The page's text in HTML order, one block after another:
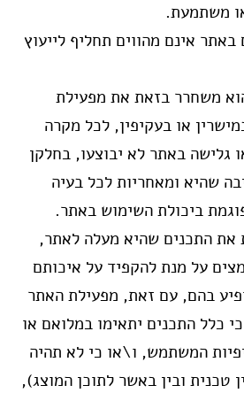
משתמעת.
אינם מהווים תחליף לייעוץ
משחרר בזאת את מפעילת
או בעקיפין, לכל מקרה
גלישה באתר לא יבוצעו, בחלקן
שהיא ומאחריות לכל בעיה
ביכולת השימוש באתר.
את התכנים שהיא מעלה לאתר,
על מנת להקפיד על איכותם
בהם, עם זאת, מפעילת האתר
כלל התכנים יתאימו במלואם או
המשתמש, ו\או כי לא תהיה
טכנית ובין באשר לתוכן המוצג),